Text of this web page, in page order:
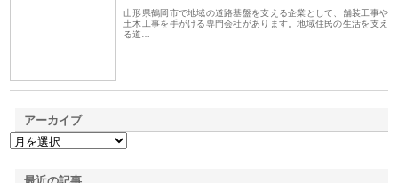
山形県鶴岡市で地域の道路基盤を支える企業として、舗装工事や
土木工事を手がける専門会社があります。地域住民の生活を支え
る道…
アーカイブ